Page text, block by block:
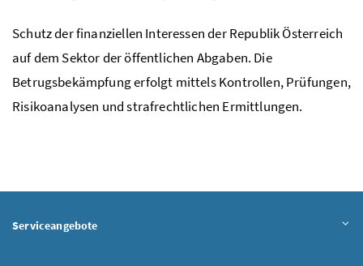
Schutz der finanziellen Interessen der Republik Österreich
auf dem Sektor der öffentlichen Abgaben. Die
Betrugsbekämpfung erfolgt mittels Kontrollen, Prüfungen,
Risikoanalysen und strafrechtlichen Ermittlungen.
Serviceangebote